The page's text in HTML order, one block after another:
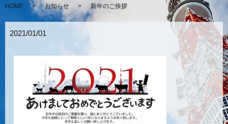
HOME お知らせ 新年のご挨拶
2021/01/01